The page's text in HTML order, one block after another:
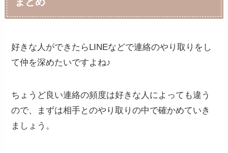
好きな人ができたらLINEなどで連絡のやり取りをし
て仲を深めたいですよね♪
ちょうど良い連絡の頻度は好きな人によっても違う
ので、まずは相手とのやり取りの中で確かめていき
ましょう。